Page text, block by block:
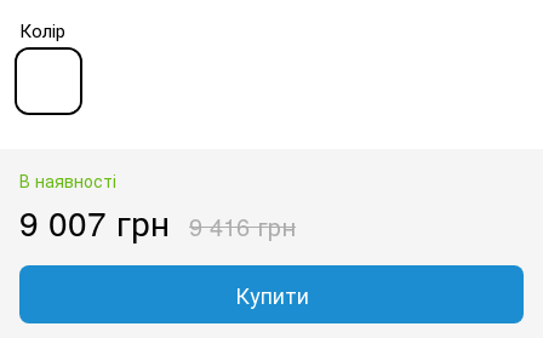
Колір
В наявності
9 007 грн 9 416 грн
Купити